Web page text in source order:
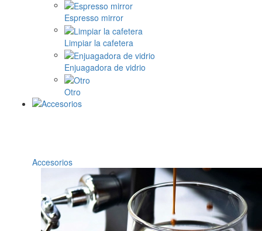
Espresso mirror
Limpiar la cafetera
Enjuagadora de vidrio
Otro
Accesorios